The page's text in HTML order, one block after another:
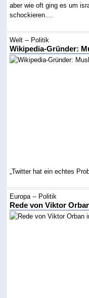
aber wie oft ging es um
schockieren....
Welt -- Politik
Wikipedia-Gründer:
„Twitter hat ein echtes
Europa -- Politik
Rede von Viktor